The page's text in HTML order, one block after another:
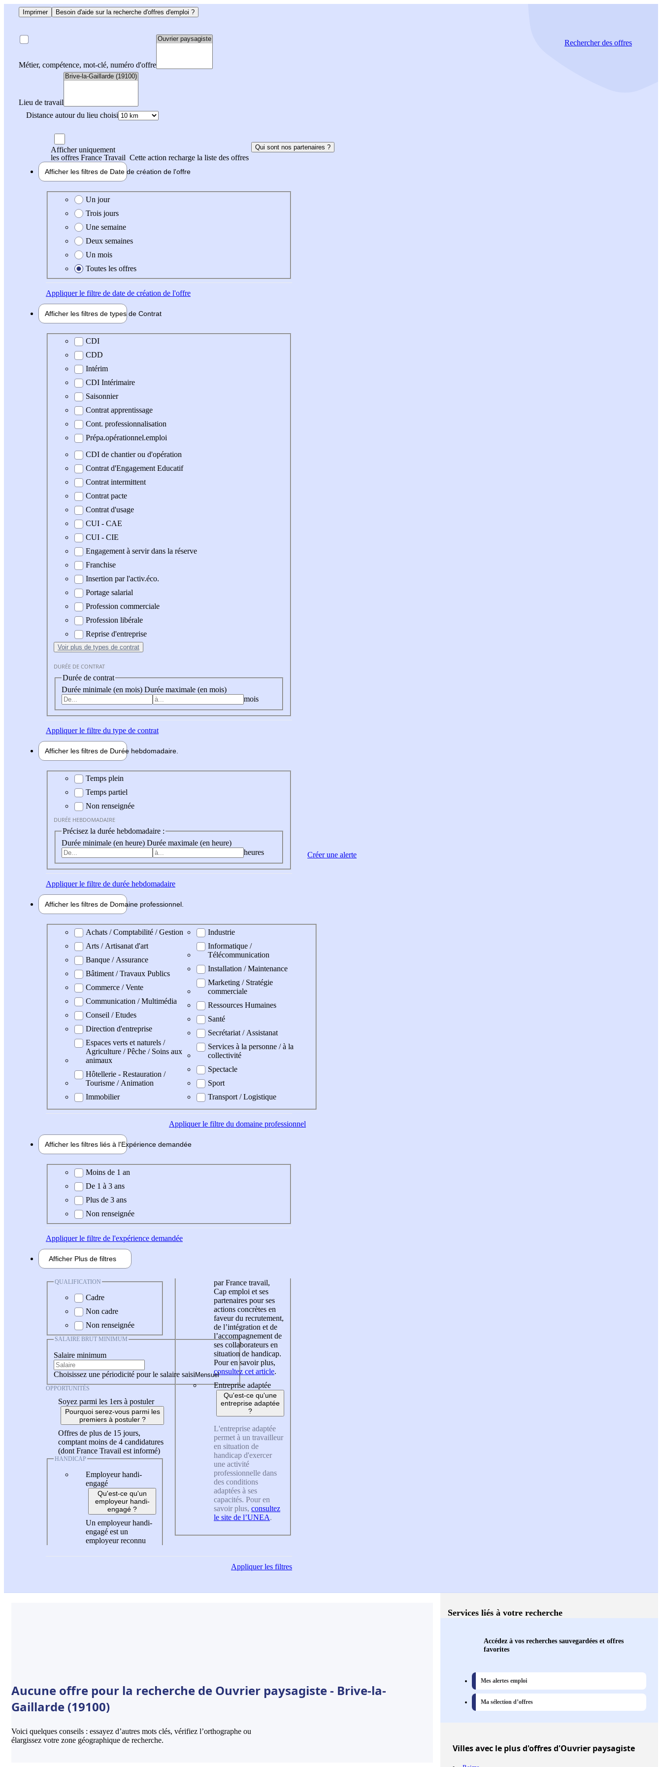
Imprimer Besoin d'aide sur la recherche d'offres d'emploi ?
Métier, compétence, mot-clé, numéro d'offre
Lieu de travail
Distance autour du lieu choisi
Rechercherdes offres
Afficher uniquement
les offres France Travail Cette action recharge la liste des offres
Qui sont nos partenaires ?
Afficher les filtres de Date de création de l'offre
Date de création de l'offre
Un jour
Trois jours
Une semaine
Deux semaines
Un mois
Toutes les offres
Appliquerle filtre de date de création de l'offre
Afficher les filtres de types de Contrat
Type de contrat
CDI
CDD
Intérim
CDI Intérimaire
Saisonnier
Contrat apprentissage
Cont. professionnalisation
Prépa.opérationnel.emploi
CDI de chantier ou d'opération
Contrat d'Engagement Educatif
Contrat intermittent
Contrat pacte
Contrat d'usage
CUI - CAE
CUI - CIE
Engagement à servir dans la réserve
Franchise
Insertion par l'activ.éco.
Portage salarial
Profession commerciale
Profession libérale
Reprise d'entreprise
Voir plus de types de contrat
DURÉE DE CONTRAT
Durée de contrat
Durée minimale (en mois) Durée maximale (en mois)
mois
Appliquerle filtre du type de contrat
Afficher les filtres de Durée hebdomadaire
Durée hebdomadaire
Temps plein
Temps partiel
Non renseignée
DURÉE HEBDOMADAIRE
Précisez la durée hebdomadaire :
Durée minimale (en heure) Durée maximale (en heure)
heures
Appliquerle filtre de durée hebdomadaire
Afficher les filtres de Domaine professionnel
Domaine professionel
Achats / Comptabilité / Gestion
Arts / Artisanat d'art
Banque / Assurance
Bâtiment / Travaux Publics
Commerce / Vente
Communication / Multimédia
Conseil / Etudes
Direction d'entreprise
Espaces verts et naturels /
Agriculture / Pêche / Soins aux
animaux
Hôtellerie - Restauration /
Tourisme / Animation
Immobilier
Industrie
Informatique /
Télécommunication
Installation / Maintenance
Marketing / Stratégie
commerciale
Ressources Humaines
Santé
Secrétariat / Assistanat
Services à la personne / à la
collectivité
Spectacle
Sport
Transport / Logistique
Appliquerle filtre du domaine professionnel
Afficher les filtres liés à l'Expérience demandée
Expérience demandée
Moins de 1 an
De 1 à 3 ans
Plus de 3 ans
Non renseignée
Appliquerle filtre de l'expérience demandée
Afficher Plus de filtres
QUALIFICATION
Cadre
Non cadre
Non renseignée
SALAIRE BRUT MINIMUM
Salaire minimum
Choisissez une périodicité pour le salaire saisi
OPPORTUNITÉS
Soyez parmi les 1ers à postuler
Pourquoi serez-vous parmi les
premiers à postuler ?
Offres de plus de 15 jours,
comptant moins de 4 candidatures
(dont France Travail est informé)
HANDICAP
Employeur handi-
engagé
Qu'est-ce qu'un
employeur handi-
engagé ?
Un employeur handi-
engagé est un
employeur reconnu
par France travail,
Cap emploi et ses
partenaires pour ses
actions concrètes en
faveur du recrutement,
de l’intégration et de
l’accompagnement de
ses collaborateurs en
situation de handicap.
Pour en savoir plus,
consultez cet article.
Entreprise adaptée
Qu'est-ce qu'une
entreprise adaptée
?
L'entreprise adaptée
permet à un travailleur
en situation de
handicap d'exercer
une activité
professionnelle dans
des conditions
adaptées à ses
capacités. Pour en
savoir plus, consultez
le site de l’UNEA.
Appliquerles filtres
Créer une alerte
Aucune offre pour la recherche de Ouvrier paysagiste - Brive-la-
Gaillarde (19100)
Voici quelques conseils : essayez d’autres mots clés, vérifiez l’orthographe ou
élargissez votre zone géographique de recherche.
Services liés à votre recherche
Accédez à vos recherches sauvegardées et offres
favorites
Mes alertes emploi
Ma sélection d’offres
Villesavec le plus d'offres d'Ouvrier paysagiste